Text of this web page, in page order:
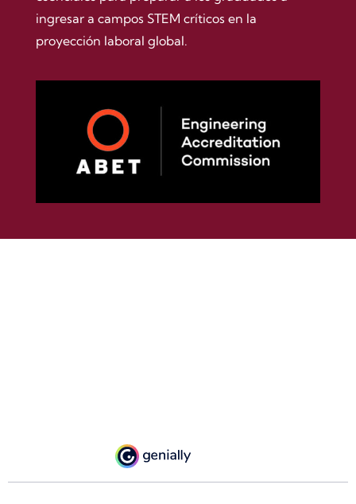
ingresar a campos STEM críticos en la
proyección laboral global.